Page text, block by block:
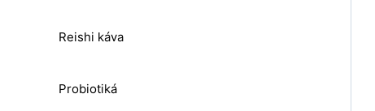
Reishi káva
Probiotiká